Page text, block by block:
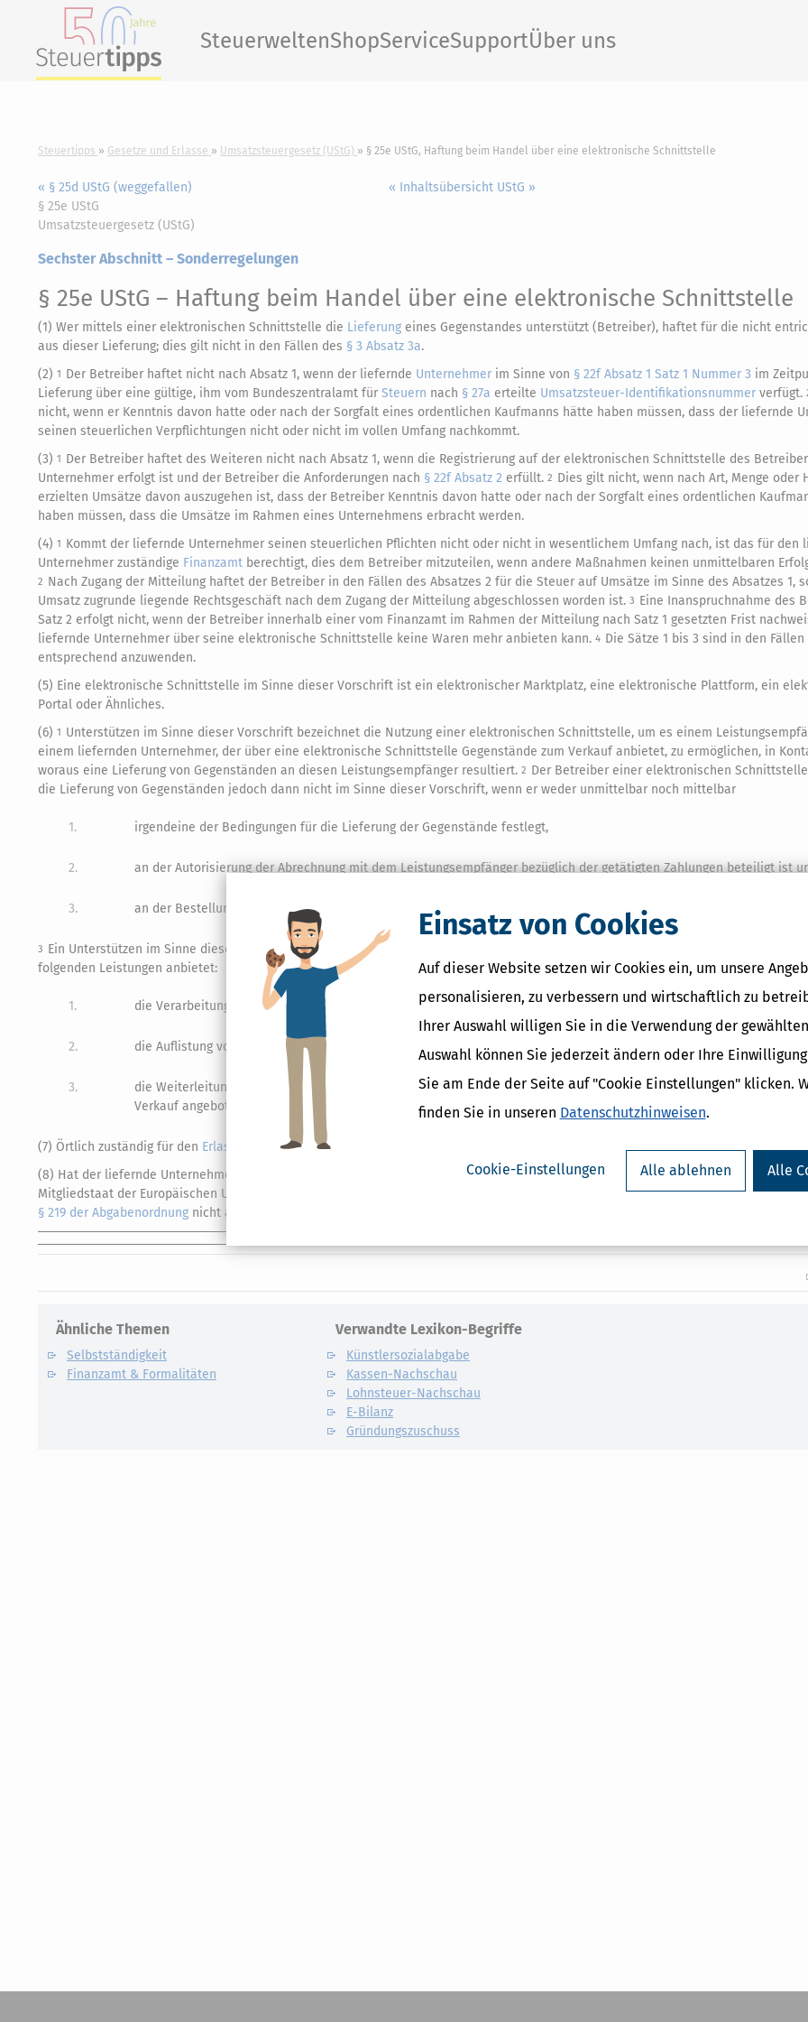
Einsatz von Cookies
Auf dieser Website setzen wir Cookies ein, um unsere
personalisieren, zu verbessern und wirtschaftlich zu
Ihrer Auswahl willigen Sie in die Verwendung der
Auswahl können Sie jederzeit ändern oder Ihre
Sie am Ende der Seite auf "Cookie Einstellungen" klicken.
finden Sie in unseren Datenschutzhinweisen.
Cookie-Einstellungen Alle ablehnen Alle
SteuerweltenShopServiceSupportÜber uns
Steuertipps Gesetze und Erlasse Umsatzsteuergesetz (UStG) § 25e UStG, Haftung beim Handel über eine elektronische Schnittstelle
« § 25d UStG (weggefallen) « Inhaltsübersicht UStG »
§ 25e UStG
Umsatzsteuergesetz (UStG)
Sechster Abschnitt – Sonderregelungen
§ 25e UStG – Haftung beim Handel über eine elektronische Schnittstelle
(1) Wer mittels einer elektronischen Schnittstelle die Lieferung eines Gegenstandes unterstützt (Betreiber), haftet für die nicht
aus dieser Lieferung; dies gilt nicht in den Fällen des § 3 Absatz 3a.
(2) 1 Der Betreiber haftet nicht nach Absatz 1, wenn der liefernde Unternehmer im Sinne von § 22f Absatz 1 Satz 1 Nummer 3 im
Lieferung über eine gültige, ihm vom Bundeszentralamt für Steuern nach § 27a erteilte Umsatzsteuer-Identifikationsnummer verfügt.
nicht, wenn er Kenntnis davon hatte oder nach der Sorgfalt eines ordentlichen Kaufmanns hätte haben müssen, dass der liefernde
seinen steuerlichen Verpflichtungen nicht oder nicht im vollen Umfang nachkommt.
(3) 1 Der Betreiber haftet des Weiteren nicht nach Absatz 1, wenn die Registrierung auf der elektronischen Schnittstelle des
Unternehmer erfolgt ist und der Betreiber die Anforderungen nach § 22f Absatz 2 erfüllt. 2 Dies gilt nicht, wenn nach Art, Menge oder
erzielten Umsätze davon auszugehen ist, dass der Betreiber Kenntnis davon hatte oder nach der Sorgfalt eines ordentlichen
haben müssen, dass die Umsätze im Rahmen eines Unternehmens erbracht werden.
(4) 1 Kommt der liefernde Unternehmer seinen steuerlichen Pflichten nicht oder nicht in wesentlichem Umfang nach, ist das für den
Unternehmer zuständige Finanzamt berechtigt, dies dem Betreiber mitzuteilen, wenn andere Maßnahmen keinen unmittelbaren
2 Nach Zugang der Mitteilung haftet der Betreiber in den Fällen des Absatzes 2 für die Steuer auf Umsätze im Sinne des Absatzes 1,
Umsatz zugrunde liegende Rechtsgeschäft nach dem Zugang der Mitteilung abgeschlossen worden ist. 3 Eine Inanspruchnahme des
Satz 2 erfolgt nicht, wenn der Betreiber innerhalb einer vom Finanzamt im Rahmen der Mitteilung nach Satz 1 gesetzten Frist
liefernde Unternehmer über seine elektronische Schnittstelle keine Waren mehr anbieten kann. 4 Die Sätze 1 bis 3 sind in den Fällen
entsprechend anzuwenden.
(5) Eine elektronische Schnittstelle im Sinne dieser Vorschrift ist ein elektronischer Marktplatz, eine elektronische Plattform, ein
Portal oder Ähnliches.
(6) 1 Unterstützen im Sinne dieser Vorschrift bezeichnet die Nutzung einer elektronischen Schnittstelle, um es einem
einem liefernden Unternehmer, der über eine elektronische Schnittstelle Gegenstände zum Verkauf anbietet, zu ermöglichen, in
woraus eine Lieferung von Gegenständen an diesen Leistungsempfänger resultiert. 2 Der Betreiber einer elektronischen
die Lieferung von Gegenständen jedoch dann nicht im Sinne dieser Vorschrift, wenn er weder unmittelbar noch mittelbar
1. irgendeine der Bedingungen für die Lieferung der Gegenstände festlegt,
2. an der Autorisierung der Abrechnung mit dem Leistungsempfänger bezüglich der getätigten Zahlungen beteiligt ist
3. an der Bestellung oder Lieferung der Gegenstände beteiligt ist.
3 Ein Unterstützen im Sinne dieser Vorschrift liegt auch dann nicht vor, wenn der Betreiber der elektronischen Schnittstelle lediglich
folgenden Leistungen anbietet:
1. die Verarbeitung von Zahlungen im Zusammenhang mit der Lieferung von Gegenständen,
2. die Auflistung von Gegenständen oder die Werbung für diese, oder
3.
die Weiterleitung oder Vermittlung von Leistungsempfängern an andere elektronische Schnittstellen, über die
Verkauf angeboten werden, ohne dass eine weitere Einbindung in die Lieferung besteht.
(7) Örtlich zuständig für den Erlass
des Haftungsbescheides ist das Finanzamt, das für die Besteuerung des liefernden
(8) Hat der liefernde Unternehmer keinen
oder gewöhnlichen Aufenthalt,SitzoderGeschäftsleitung imInland, einem
Mitgliedstaat der Europäischen Union oder in einem Staat, auf den das Abkommen über den europäischen Wirtschaftsraum
§ 219 der Abgabenordnung nicht anzuwenden.
Ähnliche Themen
Selbstständigkeit
Finanzamt & Formalitäten
Verwandte Lexikon-Begriffe
Künstlersozialabgabe
Kassen-Nachschau
Lohnsteuer-Nachschau
E-Bilanz
Gründungszuschuss